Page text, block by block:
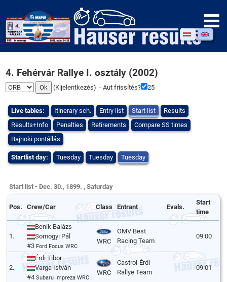
4. Fehérvár Rallye I. osztály (2002)
(Kijelentkezés) - Aut frissítés? 25
Live tables: Itinerary sch. Entry list Start list
Results
Results+Info
Penalties Retirements
Compare SS times
Bajnoki pontállás
Startlist day: Tuesday Tuesday Tuesday
Start list - Dec. 30., 1899. , Saturday
Pos. Crew/Car Class Entrant Evals.
Start
time
1.
Benik Balázs
Somogyi Pál
#3 Ford Focus WRC
WRC
OMV Best
Racing Team
09:00
2.
Érdi Tibor
Varga István
#4Subaru Impreza WRC
WRC
Castrol-Érdi
Rallye Team
09:01